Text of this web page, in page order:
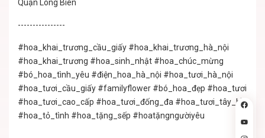
Quận Long Biên
----------------
#hoa_khai_trương_cầu_giấy #hoa_khai_trương_hà_nội
#hoa_khai_trương #hoa_sinh_nhật #hoa_chúc_mừng
#bó_hoa_tình_yêu #điện_hoa_hà_nội #hoa_tươi_hà_nội
#hoa_tươi_cầu_giấy #familyflower #bó_hoa_đẹp #hoa_tươi
#hoa_tươi_cao_cấp #hoa_tươi_đống_đa #hoa_tươi_tây_hồ
#hoa_tỏ_tình #hoa_tặng_sếp #hoatặngngườiyêu